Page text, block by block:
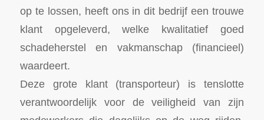
op te lossen, heeft ons in dit bedrijf een trouwe
klant opgeleverd, welke kwalitatief goed
schadeherstel en vakmanschap (financieel)
waardeert.
Deze grote klant (transporteur) is tenslotte
verantwoordelijk voor de veiligheid van zijn